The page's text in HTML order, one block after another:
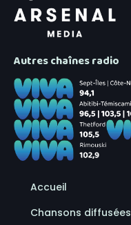
Autres chaînes radio
Accueil
Chansons diffusées